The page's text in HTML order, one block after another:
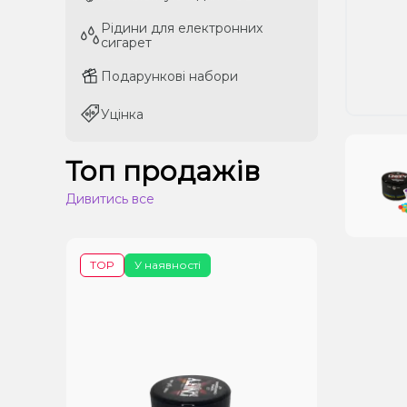
Рідини для електронних
сигарет
Подарункові набори
Уцінка
Рідини для електронних
сигарет
Подарункові набори
Уцінка
Топ продажів
Дивитись все
У наявності
TOP